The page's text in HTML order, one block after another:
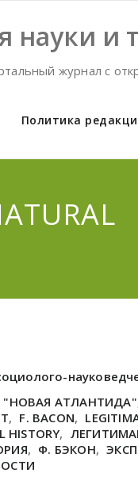
науки и
журнал с
Политика
"НОВАЯ АТЛАНТИДА"
, F. BACON,
HISTORY,
, Ф. БЭКОН,